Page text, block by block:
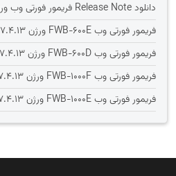
دانلود Release Note فریمور فورتی وب ورژن 7.4.13
فریمور فورتی وب FWB-600E ورژن 7.4.13
فریمور فورتی وب FWB-600D ورژن 7.4.13
فریمور فورتی وب FWB-1000F ورژن 7.4.13
فریمور فورتی وب FWB-1000E ورژن 7.4.13